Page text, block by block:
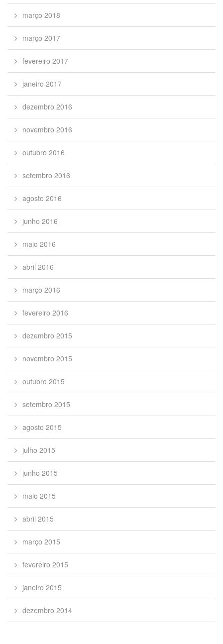
março 2018
março 2017
fevereiro 2017
janeiro 2017
dezembro 2016
novembro 2016
outubro 2016
setembro 2016
agosto 2016
junho 2016
maio 2016
abril 2016
março 2016
fevereiro 2016
dezembro 2015
novembro 2015
outubro 2015
setembro 2015
agosto 2015
julho 2015
junho 2015
maio 2015
abril 2015
março 2015
fevereiro 2015
janeiro 2015
dezembro 2014